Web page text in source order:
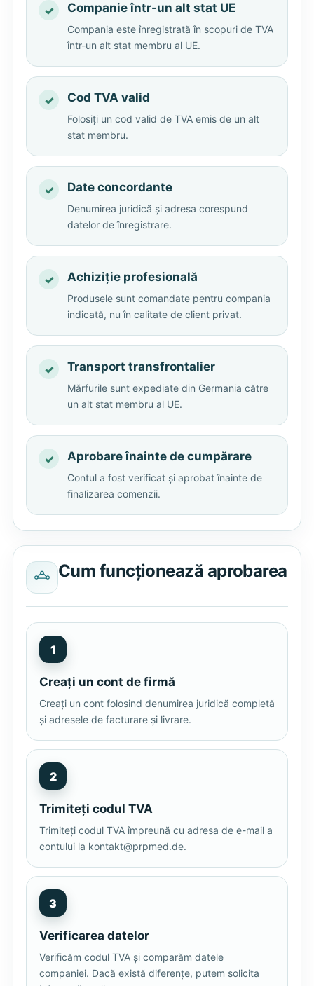
Companie într-un alt stat UE
Compania este înregistrată în scopuri de TVA
într-un alt stat membru al UE.
Cod TVA valid
Folosiți un cod valid de TVA emis de un alt
stat membru.
Date concordante
Denumirea juridică și adresa corespund
datelor de înregistrare.
Achiziție profesională
Produsele sunt comandate pentru compania
indicată, nu în calitate de client privat.
Transport transfrontalier
Mărfurile sunt expediate din Germania către
un alt stat membru al UE.
Aprobare înainte de cumpărare
Contul a fost verificat și aprobat înainte de
finalizarea comenzii.
Cum funcționează aprobarea
1
Creați un cont de firmă
Creați un cont folosind denumirea juridică completă
și adresele de facturare și livrare.
2
Trimiteți codul TVA
Trimiteți codul TVA împreună cu adresa de e-mail a
contului la kontakt@prpmed.de.
3
Verificarea datelor
Verificăm codul TVA și comparăm datele
companiei. Dacă există diferențe, putem solicita